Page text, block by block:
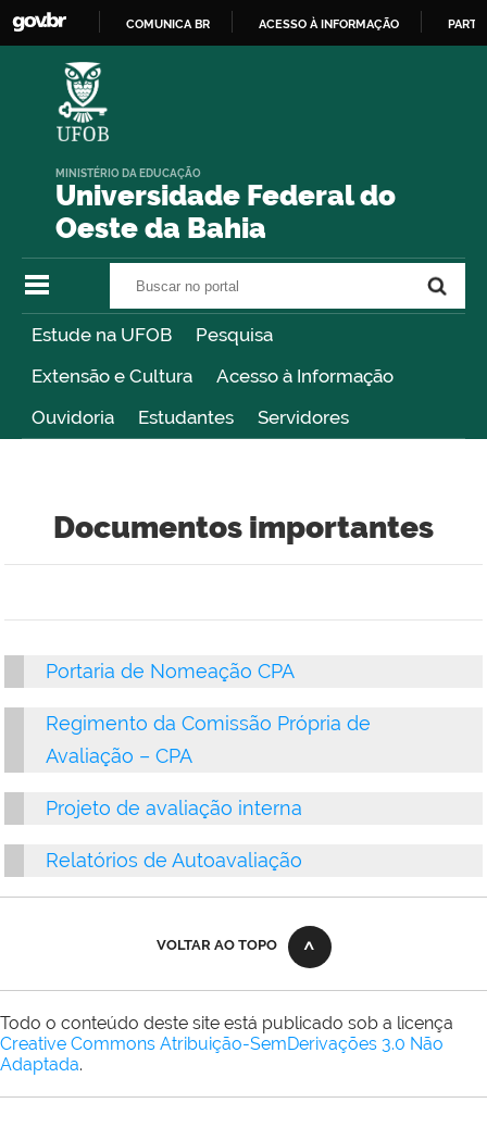
COMUNICA BR ACESSO À INFORMAÇÃO
Universidade Federal do
Oeste da Bahia
MINISTÉRIO DA EDUCAÇÃO
Estude na UFOB
Pesquisa
Extensão e Cultura
Acesso à Informação
Ouvidoria
Estudantes Servidores
Documentos importantes
Portaria de Nomeação CPA
Regimento da Comissão Própria de
Avaliação – CPA
Projeto de avaliação interna
Relatórios de Autoavaliação
VOLTAR AO TOPO
Todo o conteúdo deste site está publicado sob a licença
Creative Commons Atribuição-SemDerivações 3.0 Não
Adaptada.